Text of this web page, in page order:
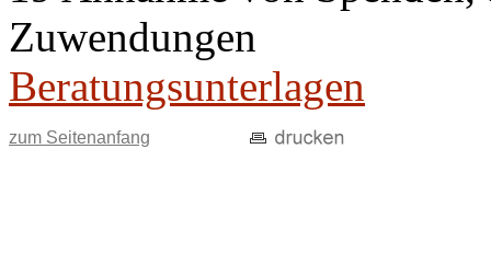
Zuwendungen
Beratungsunterlagen
zum Seitenanfang